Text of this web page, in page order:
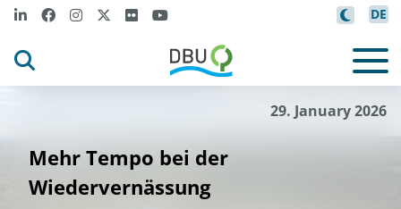
DE
©
Henn
ng Schne
dere
it
29. January 2026
Mehr Tempo bei der
Wiedervernässung